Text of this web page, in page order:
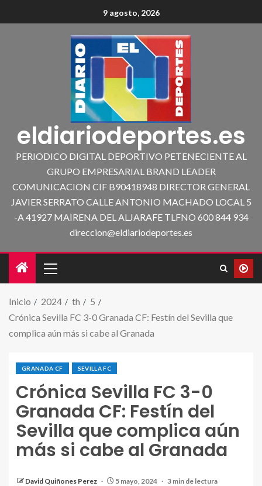
9 agosto, 2026
eldiariodeportes.es
PERIODICO DIGITAL DEPORTIVO PETENECIENTE AL
GRUPO EMPRESARIAL BRAND LEADER
COMUNICACION CIF B90418948 DIRECTOR GENERAL
JAVIER SERRATO CALLE ANTONIO MACHADO LOCAL 5
-A 41927 MAIRENA DEL ALJARAFE TLFNO 600 844 934
direccion@eldiariodeportes.es
Inicio 2024 th
5
Crónica Sevilla FC 3-0 Granada CF: Festín del Sevilla que
complica aún más si cabe al Granada
GRANADA CF SEVILLA FC
Crónica Sevilla FC 3-0
Granada CF: Festín del
Sevilla que complica aún
más si cabe al Granada
David Quiñones Perez 5 mayo, 2024 3 min de lectura
Fuente: X (@sevillafc)